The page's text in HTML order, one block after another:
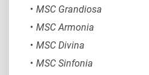
MSC Grandiosa
MSC Armonia
MSC Divina
MSC Sinfonia